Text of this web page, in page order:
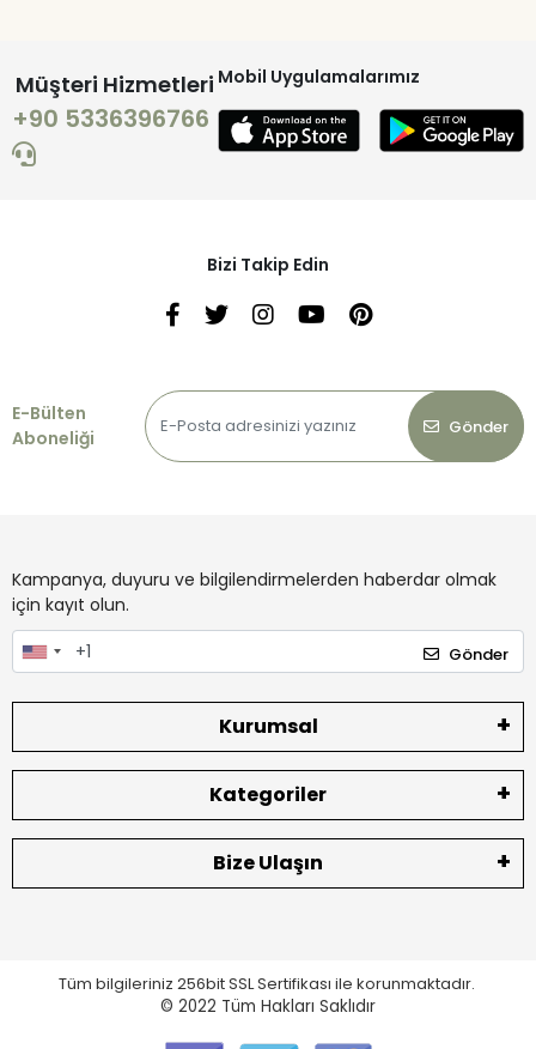
Müşteri Hizmetleri
+90 5336396766
Mobil Uygulamalarımız
Bizi Takip Edin
E-Bülten
Aboneliği
Gönder
Kampanya, duyuru ve bilgilendirmelerden haberdar olmak
için kayıt olun.
Gönder
Kurumsal
Kategoriler
Bize Ulaşın
Tüm bilgileriniz 256bit SSL Sertifikası ile korunmaktadır.
© 2022 Tüm Hakları Saklıdır